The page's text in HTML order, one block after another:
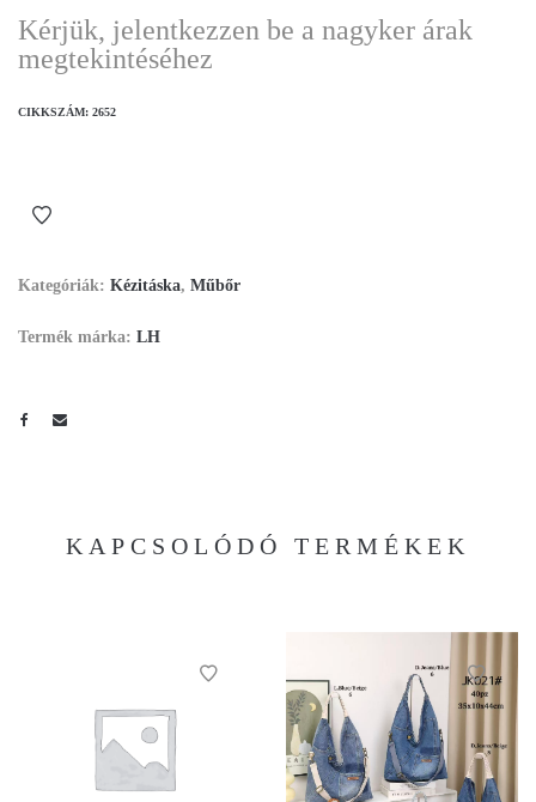
Kérjük, jelentkezzen be a nagyker árak
megtekintéséhez
CIKKSZÁM: 2652
Kategóriák: Kézitáska, Műbőr
Termék márka: LH
KAPCSOLÓDÓ TERMÉKEK